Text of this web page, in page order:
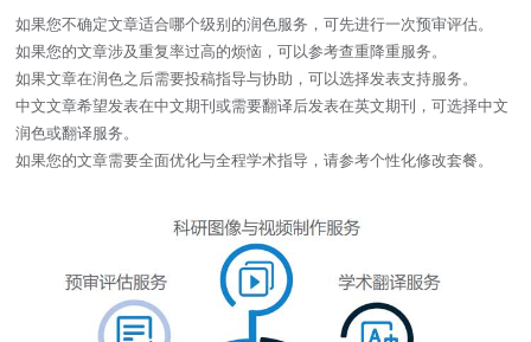
如果您不确定文章适合哪个级别的润色服务，可先进行一次预审评估。
如果您的文章涉及重复率过高的烦恼，可以参考查重降重服务。
如果文章在润色之后需要投稿指导与协助，可以选择发表支持服务。
中文文章希望发表在中文期刊或需要翻译后发表在英文期刊，可选择中文
润色或翻译服务。
如果您的文章需要全面优化与全程学术指导，请参考个性化修改套餐。